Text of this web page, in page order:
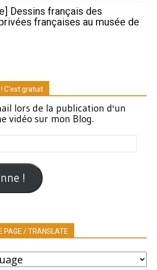
Dessins français des
françaises au musée de
! C'est gratuit
lors de la publication d'un
vidéo sur mon Blog.
!
PAGE / TRANSLATE